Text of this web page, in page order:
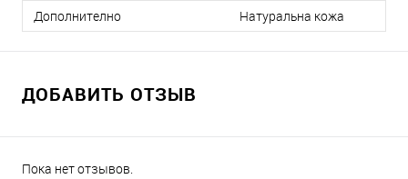
Дополнително
Натуральна кожа
ДОБАВИТЬ ОТЗЫВ
Пока нет отзывов.